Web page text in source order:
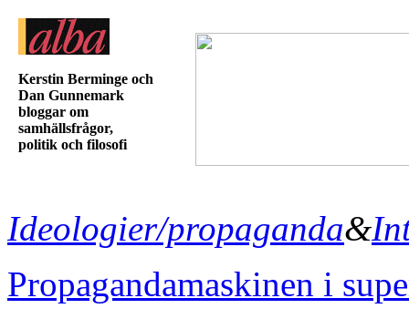
Kerstin Berminge och
Dan Gunnemark
bloggar om
samhällsfrågor,
politik och filosofi
Ideologier/propaganda&
Propagandamaskinen i